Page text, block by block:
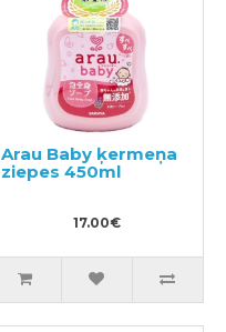
Arau Baby ķermeņa
ziepes 450ml
17.00€